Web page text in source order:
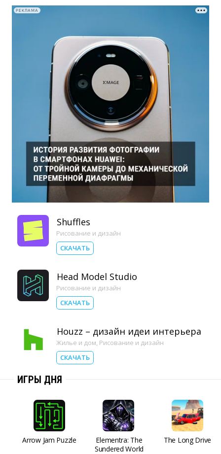
РЕКЛАМА
Shuffles
Рисование и дизайн
СКАЧАТЬ
Head Model Studio
Рисование и дизайн
СКАЧАТЬ
Houzz – дизайн идеи интерьера
Жилье и дом, Рисование и дизайн
СКАЧАТЬ
ИГРЫ ДНЯ
Arrow Jam Puzzle
Elementra: The
Sundered World
The Long Drive